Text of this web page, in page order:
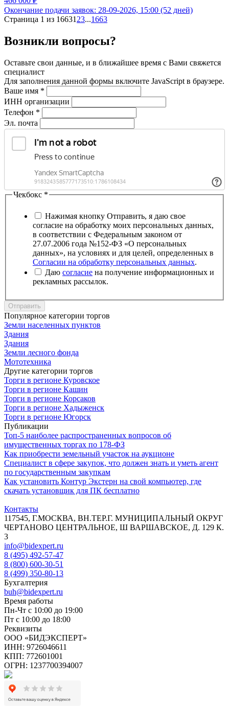
Окончание подачи заявок: 28-09-2026, 15:00 (52 дней)
Страница 1 из 16631 23...1663
Возникли вопросы?
Оставьте свои данные, и в ближайшее время с Вами свяжется
специалист
Для заполнения данной формы включите JavaScript в браузере.
Ваше имя *
ИНН организации
Телефон *
Эл. почта
Чекбокс *
Нажимая кнопку Отправить, я даю свое
согласие на обработку моих персональных данных,
в соответствии с Федеральным законом от
27.07.2006 года №152-ФЗ «О персональных
данных», на условиях и для целей, определенных в
Согласии на обработку персональных данных.
Даю согласие на получение информационных и
рекламных рассылок.
Отправить
Популярное категории торгов
Земли населенных пунктов
Здания
Здания
Земли лесного фонда
Мототехника
Другие категории торгов
Торги в регионе Куровское
Торги в регионе Кашин
Торги в регионе Корсаков
Торги в регионе Хадыженск
Торги в регионе Югорск
Публикации
Топ-5 наиболее распространенных вопросов об
имущественных торгах по 178-ФЗ
Как приобрести земельный участок на аукционе
Специалист в сфере закупок, что должен знать и уметь агент
по государственным закупкам
Как установить Контур Экстерн на свой компьютер, где
скачать установщик для ПК бесплатно
Контакты
117545, Г.МОСКВА, ВН.ТЕР.Г. МУНИЦИПАЛЬНЫЙ ОКРУГ
ЧЕРТАНОВО ЦЕНТРАЛЬНОЕ, Ш ВАРШАВСКОЕ, Д. 129 К.
3
info@bidexpert.ru
8 (495) 492-57-47
8 (800) 600-30-51
8 (499) 350-80-13
Бухгалтерия
buh@bidexpert.ru
Время работы
Пн-Чт с 10:00 до 19:00
Пт с 10:00 до 18:00
Реквизиты
ООО «БИДЭКСПЕРТ»
ИНН: 9726046611
КПП: 772601001
ОГРН: 1237700394007